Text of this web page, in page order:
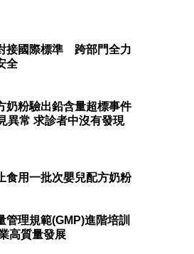
接國際標準 跨部門全力
全
奶粉驗出鉛含量超標事件
異常 求診者中沒有發現
食用一批次嬰兒配方奶粉
理規範(GMP)進階培訓
高質量發展